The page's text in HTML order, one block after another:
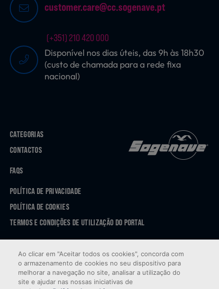
customer.care@cc.sogenave.pt
(+351) 210 420 000
Disponível nos dias úteis, das 9h às 18h30
(custo de chamada para a rede fixa
nacional)
CATEGORIAS
CONTACTOS
FAQS
POLÍTICA DE PRIVACIDADE
POLÍTICA DE COOKIES
TERMOS E CONDIÇÕES DE UTILIZAÇÃO DO PORTAL
GOOGLE PLAY
Ao clicar em "Aceitar todos os cookies", concorda com
o armazenamento de cookies no seu dispositivo para
melhorar a navegação no site, analisar a utilização do
site e ajudar nas nossas iniciativas de